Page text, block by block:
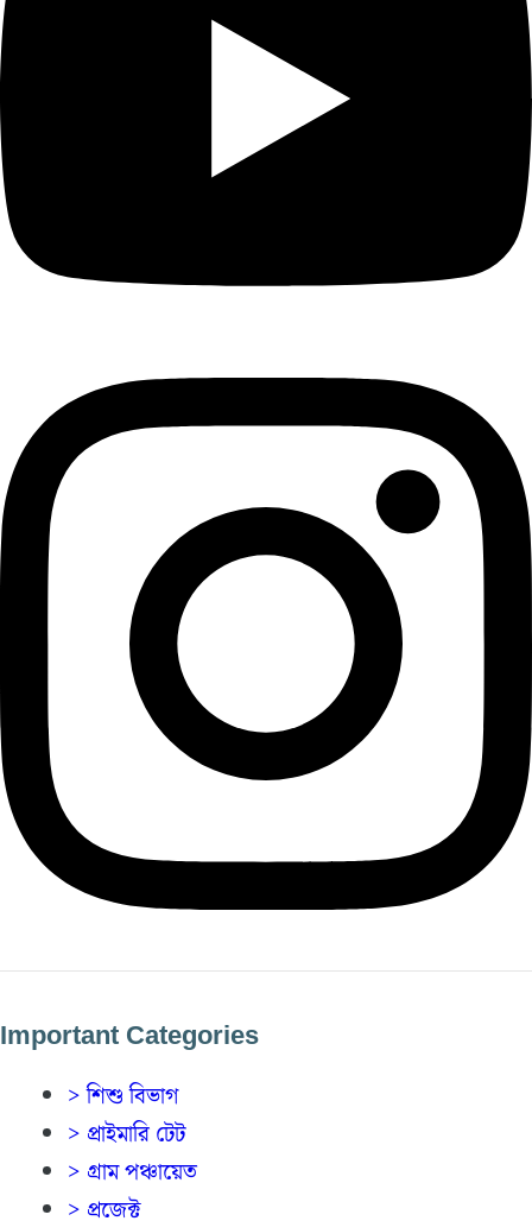
Important Categories
> শিশু বিভাগ
> প্রাইমারি টেট
> গ্রাম পঞ্চায়েত
> প্রজেক্ট